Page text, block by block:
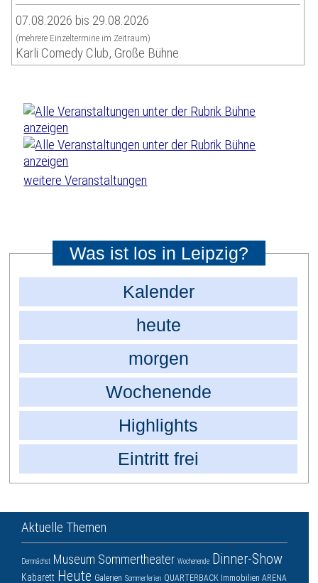
07.08.2026 bis 29.08.2026
(mehrere Einzeltermine im Zeitraum)
Karli Comedy Club, Große Bühne
weitere Veranstaltungen
Was ist los in Leipzig?
Kalender
heute
morgen
Wochenende
Highlights
Eintritt frei
Aktuelle Themen
Demnächst Museum Sommertheater Wochenende Dinner-Show
Kabarett Heute Galerien Sommerferien QUARTERBACK Immobilien ARENA